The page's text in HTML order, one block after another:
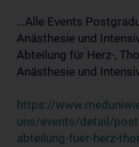
...Alle Events
Anästhesie und
Abteilung für Herz-,
Anästhesie und
https://
uns/events/detail/
abteilung-fuer-herz-